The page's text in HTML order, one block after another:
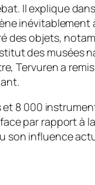
Il explique
des objets,
des musées
Tervuren a
8 000
par rapport à
son influence